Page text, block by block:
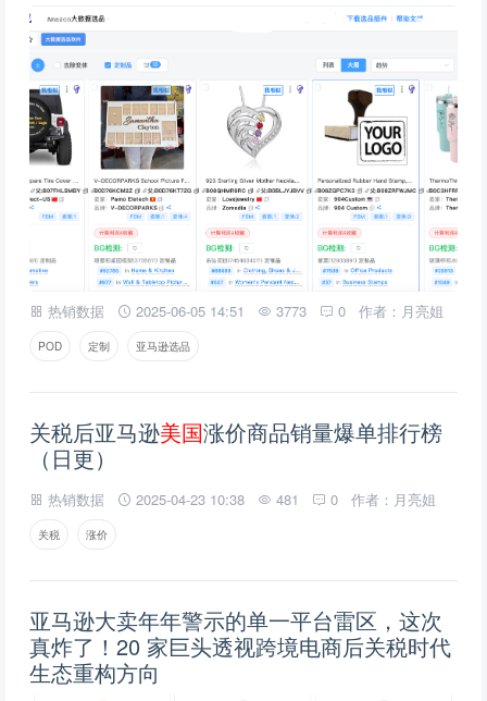
热销数据 2025-06-05 14:51 3773 0 作者：月亮姐
POD 定制 亚马逊选品
关税后亚马逊美国涨价商品销量爆单排行榜
（日更）
热销数据 2025-04-23 10:38 481 0 作者：月亮姐
关税 涨价
亚马逊大卖年年警示的单一平台雷区，这次
真炸了！20 家巨头透视跨境电商后关税时代
生态重构方向